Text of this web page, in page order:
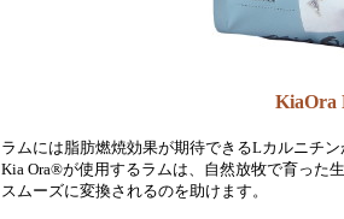
KiaOra
ラムには脂肪燃焼効果が期待できるLカルニチ
Kia Ora®が使用するラムは、自然放牧で育った
スムーズに変換されるのを助けます。